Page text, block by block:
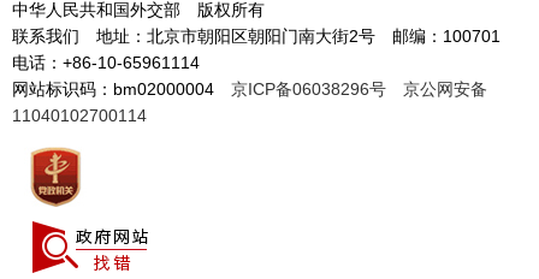
中华人民共和国外交部 版权所有
联系我们 地址：北京市朝阳区朝阳门南大街2号 邮编：100701
电话：+86-10-65961114
网站标识码：bm02000004 京ICP备06038296号
京公网安备
11040102700114